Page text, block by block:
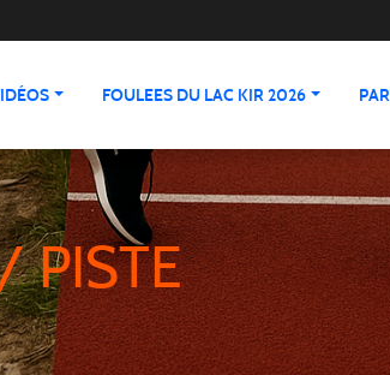
FOULEES DU LAC KIR 2026
PISTE